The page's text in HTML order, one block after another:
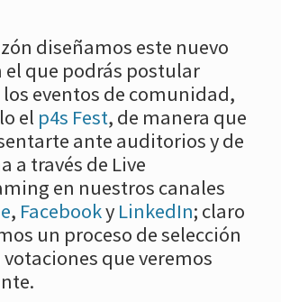
diseñamos este nuevo
el que podrás postular
eventos de comunidad,
el p4s Fest, de manera que
ante auditorios y de
a través de Live
en nuestros canales
, Facebooky LinkedIn; claro
un proceso de selección
que veremos